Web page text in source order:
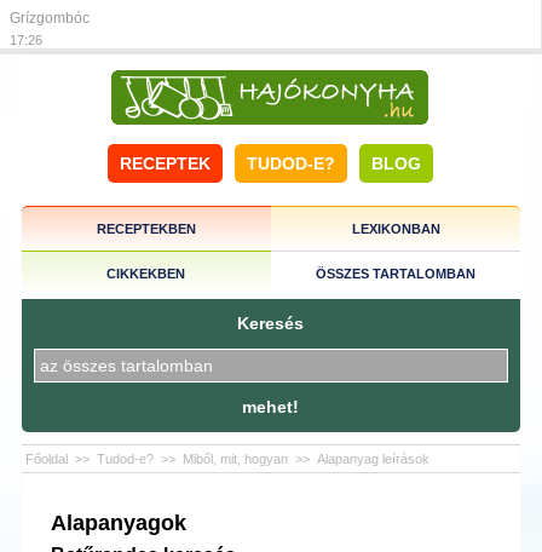
Grízgombóc
17:26
RECEPTEK TUDOD-E? BLOG
RECEPTEKBEN LEXIKONBAN
CIKKEKBEN ÖSSZES TARTALOMBAN
Keresés
mehet!
Főoldal >> Tudod-e? >> Miből, mit, hogyan >> Alapanyag leírások
Alapanyagok